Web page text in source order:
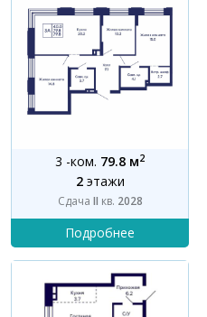
3 -ком. 79.8 м2
2этажи
Сдача II кв. 2028